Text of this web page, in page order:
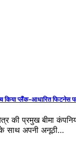
किया प्लैंक-आधारित फिटनेस
की प्रमुख बीमा
साथ अपनी अनूठी…